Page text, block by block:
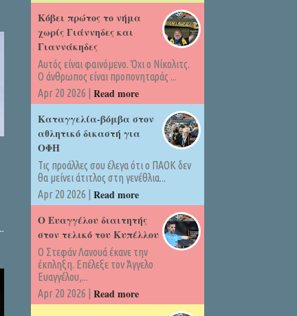
Kόβει πρώτος το νήμα
χωρίς Γιάννηδες και
Γιαννάκηδες
Αυτός είναι φαινόμενο. Όχι ο Νίκολιτς.
Ο άνθρωπος είναι προπονηταράς ...
Apr 20 2026 | Read more
Καταγγελία-βόμβα στον
αθλητικό δικαστή για
ΟΦΗ
Τις προάλλες σου έλεγα ότι ο ΠΑΟΚ δεν
θα μείνει άτιτλος στη γενέθλια...
Apr 20 2026 | Read more
Ο Ευαγγέλου διαιτητής
στον τελικό του Κυπέλλου
Ο Στεφάν Λανουά έκανε την
έκπληξη. Επέλεξε τον Άγγελο
Ευαγγέλου,...
Apr 20 2026 | Read more